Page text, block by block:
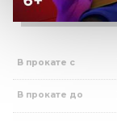
В прокате с
В прокате до